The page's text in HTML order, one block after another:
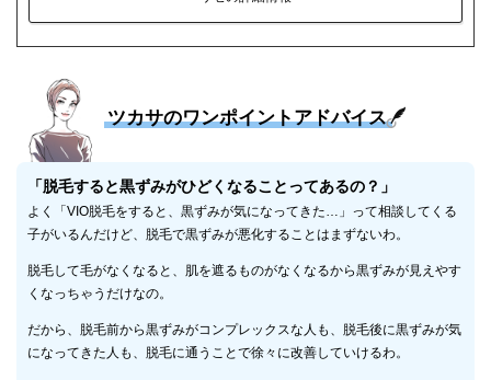
ツカサのワンポイントアドバイス
「脱毛すると黒ずみがひどくなることってあるの？」
よく「VIO脱毛をすると、黒ずみが気になってきた…」って相談してくる
子がいるんだけど、脱毛で黒ずみが悪化することはまずないわ。
脱毛して毛がなくなると、肌を遮るものがなくなるから黒ずみが見えやす
くなっちゃうだけなの。
だから、脱毛前から黒ずみがコンプレックスな人も、脱毛後に黒ずみが気
になってきた人も、脱毛に通うことで徐々に改善していけるわ。